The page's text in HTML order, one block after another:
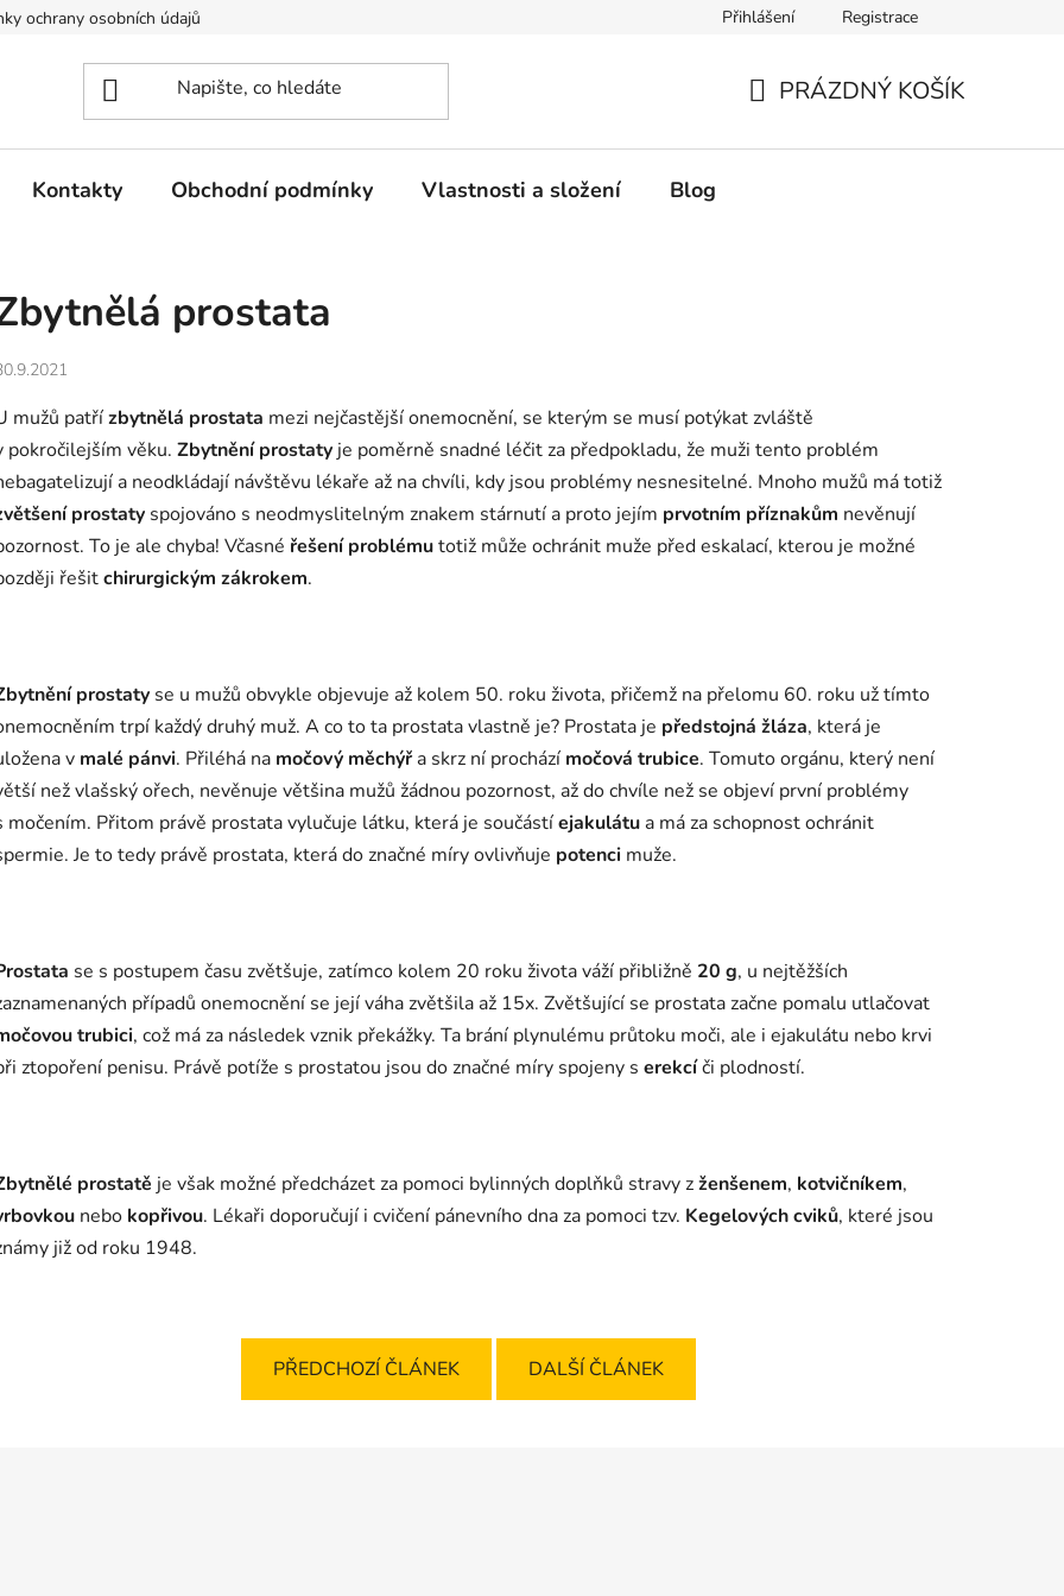
ochrany osobních údajů Přihlášení Registrace
PRÁZDNÝ KOŠÍK
Kontakty Obchodní podmínky Vlastnosti a složení Blog
prostata
mužů patřízbytnělá prostata mezi nejčastější onemocnění, se kterým se musí potýkat zvláště
pokročilejším věku. Zbytnění prostaty je poměrně snadné léčit za předpokladu, že muži tento problém
a neodkládají návštěvu lékaře až na chvíli, kdy jsou problémy nesnesitelné. Mnoho mužů má totiž
prostaty spojováno s neodmyslitelným znakem stárnutí a proto jejím prvotním příznakům nevěnují
To je ale chyba! Včasné řešení problémutotiž může ochránit muže před eskalací, kterou je možné
řešitchirurgickým zákrokem.
prostaty se u mužů obvykle objevuje až kolem 50. roku života, přičemž na přelomu 60. roku už tímto
trpí každý druhý muž. A co to ta prostata vlastně je? Prostata je předstojná žláza, která je
v malé pánvi. Přiléhá na močový měchýř a skrz ní prochází močová trubice. Tomuto orgánu, který není
než vlašský ořech, nevěnuje většina mužů žádnou pozornost, až do chvíle než se objeví první problémy
močením. Přitom právě prostata vylučuje látku, která je součástíejakulátu a má za schopnost ochránit
Je to tedy právě prostata, která do značné míry ovlivňuje potenci muže.
se s postupem času zvětšuje, zatímco kolem 20 roku života váží přibližně 20 g, u nejtěžších
případů onemocnění se její váha zvětšila až 15x. Zvětšující se prostata začne pomalu utlačovat
trubici, což má za následek vznik překážky. Ta brání plynulému průtoku moči, ale i ejakulátu nebo krvi
ztopoření penisu. Právě potíže s prostatou jsou do značné míry spojeny s erekcíči plodností.
prostatě je však možné předcházet za pomoci bylinných doplňků stravy zženšenem, kotvičníkem,
nebo kopřivou. Lékaři doporučují i cvičení pánevního dna za pomoci tzv. Kegelových cviků, které jsou
již od roku 1948.
PŘEDCHOZÍ ČLÁNEK DALŠÍ ČLÁNEK